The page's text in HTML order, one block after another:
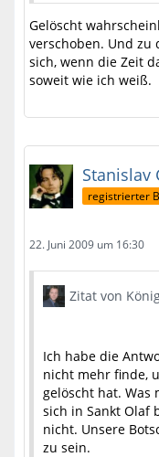
Gelöscht
verschoben. Und zu
sich, wenn die Zeit
soweit wie ich weiß.
Stanislav
registrierter
22. Juni 2009 um 16:30
Zitat von
Ich habe die
nicht mehr finde,
gelöscht hat. Was
sich in Sankt Olaf
nicht. Unsere
zu sein.